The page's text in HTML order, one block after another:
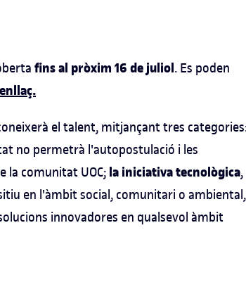
fins al pròxim 16 de juliol. Es poden
enllaç.
el talent, mitjançant tres
no permetrà l'autopostulació i les
la comunitat UOC; la iniciativa tecnològica,
en l'àmbit social, comunitari o
innovadores en qualsevol àmbit